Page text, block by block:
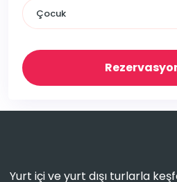
Yurt içi ve yurt dışı turlarla